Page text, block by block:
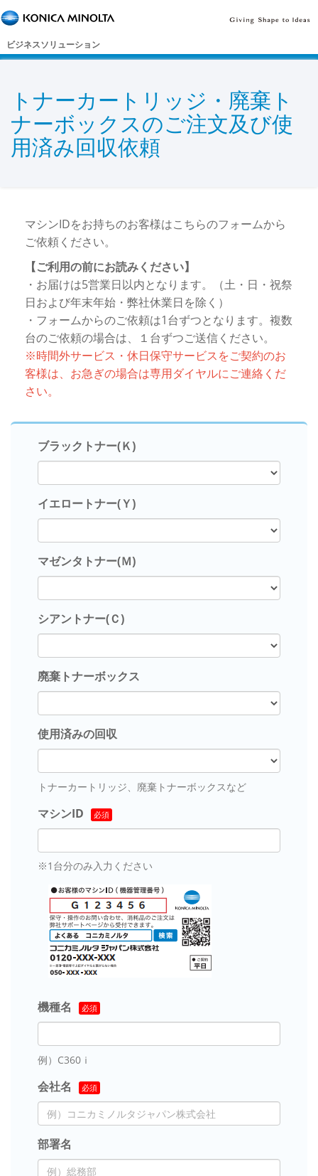
ビジネスソリューション
トナーカートリッジ・廃棄ト
ナーボックスのご注文及び使
用済み回収依頼
マシンIDをお持ちのお客様はこちらのフォームから
ご依頼ください。
【ご利用の前にお読みください】
・お届けは5営業日以内となります。（土・日・祝祭
日および年末年始・弊社休業日を除く）
・フォームからのご依頼は1台ずつとなります。複数
台のご依頼の場合は、１台ずつご送信ください。
※時間外サービス・休日保守サービスをご契約のお
客様は、お急ぎの場合は専用ダイヤルにご連絡くだ
さい。
ブラックトナー(Ｋ)
イエロートナー(Ｙ)
マゼンタトナー(Ｍ)
シアントナー(Ｃ)
廃棄トナーボックス
使用済みの回収
トナーカートリッジ、廃棄トナーボックスなど
マシンID
※1台分のみ入力ください
機種名
例）C360ｉ
会社名
部署名